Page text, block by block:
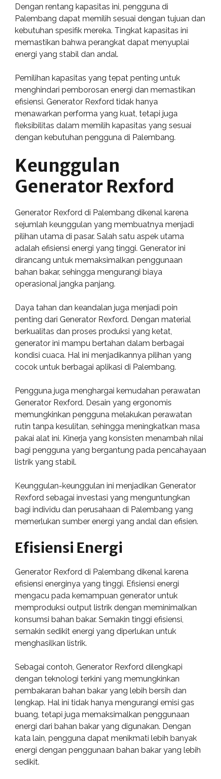
Dengan rentang kapasitas ini, pengguna di
Palembang dapat memilih sesuai dengan tujuan dan
kebutuhan spesifik mereka. Tingkat kapasitas ini
memastikan bahwa perangkat dapat menyuplai
energi yang stabil dan andal.
Pemilihan kapasitas yang tepat penting untuk
menghindari pemborosan energi dan memastikan
efisiensi. Generator Rexford tidak hanya
menawarkan performa yang kuat, tetapi juga
fleksibilitas dalam memilih kapasitas yang sesuai
dengan kebutuhan pengguna di Palembang.
Keunggulan
Generator Rexford
Generator Rexford di Palembang dikenal karena
sejumlah keunggulan yang membuatnya menjadi
pilihan utama di pasar. Salah satu aspek utama
adalah efisiensi energi yang tinggi. Generator ini
dirancang untuk memaksimalkan penggunaan
bahan bakar, sehingga mengurangi biaya
operasional jangka panjang.
Daya tahan dan keandalan juga menjadi poin
penting dari Generator Rexford. Dengan material
berkualitas dan proses produksi yang ketat,
generator ini mampu bertahan dalam berbagai
kondisi cuaca. Hal ini menjadikannya pilihan yang
cocok untuk berbagai aplikasi di Palembang.
Pengguna juga menghargai kemudahan perawatan
Generator Rexford. Desain yang ergonomis
memungkinkan pengguna melakukan perawatan
rutin tanpa kesulitan, sehingga meningkatkan masa
pakai alat ini. Kinerja yang konsisten menambah nilai
bagi pengguna yang bergantung pada pencahayaan
listrik yang stabil.
Keunggulan-keunggulan ini menjadikan Generator
Rexford sebagai investasi yang menguntungkan
bagi individu dan perusahaan di Palembang yang
memerlukan sumber energi yang andal dan efisien.
Efisiensi Energi
Generator Rexford di Palembang dikenal karena
efisiensi energinya yang tinggi. Efisiensi energi
mengacu pada kemampuan generator untuk
memproduksi output listrik dengan meminimalkan
konsumsi bahan bakar. Semakin tinggi efisiensi,
semakin sedikit energi yang diperlukan untuk
menghasilkan listrik.
Sebagai contoh, Generator Rexford dilengkapi
dengan teknologi terkini yang memungkinkan
pembakaran bahan bakar yang lebih bersih dan
lengkap. Hal ini tidak hanya mengurangi emisi gas
buang, tetapi juga memaksimalkan penggunaan
energi dari bahan bakar yang digunakan. Dengan
kata lain, pengguna dapat menikmati lebih banyak
energi dengan penggunaan bahan bakar yang lebih
sedikit.